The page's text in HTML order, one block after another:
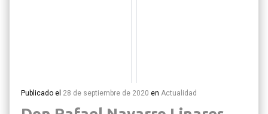
Publicado el 28 de septiembre de 2020 en Actualidad